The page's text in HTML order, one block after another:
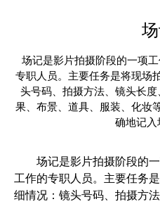
场记是影片拍摄阶段的一项
专职人员。主要任务是将现场
头号码、拍摄方法、镜头长
果、布景、道具、服装、化妆
确地记入
场记是影片拍摄阶段的一
工作的专职人员。主要任务
细情况：镜头号码、拍摄方